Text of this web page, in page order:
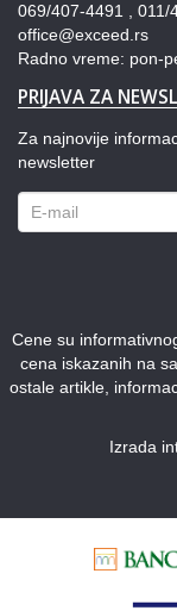
069/407-4491 , 011/
office@exceed.rs
Radno vreme: pon-
PRIJAVA ZA
Za najnovije
newsletter
Cene su
cena iskazanih na
ostale artikle,
Izrada